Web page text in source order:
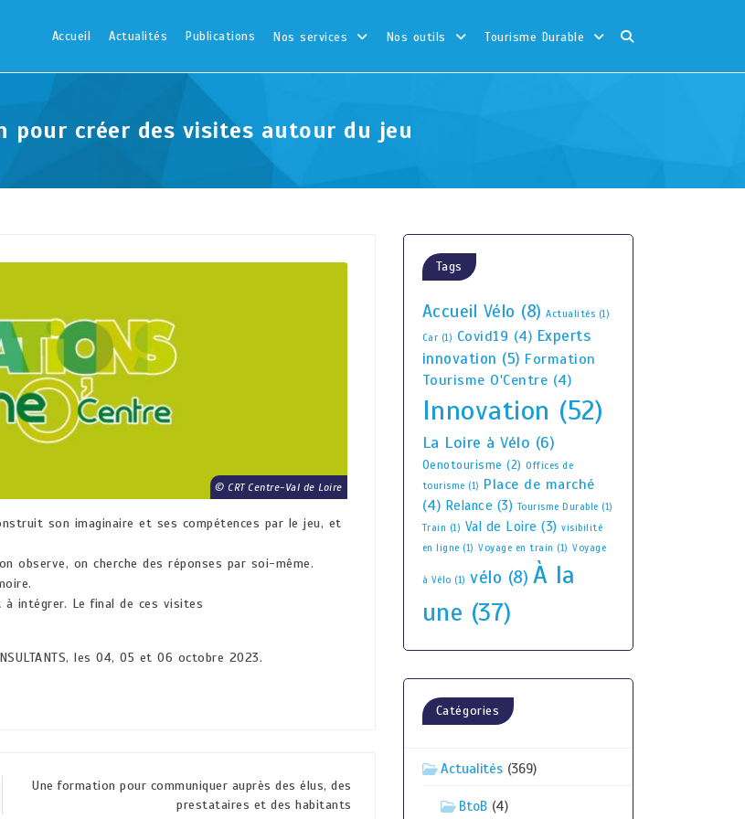
Accueil Actualités Publications Nos services Nos outils Tourisme Durable
pour créer des visites autour du jeu
CRT Centre-Val de Loire
son imaginaire et ses compétences par le jeu, et
observe, on cherche des réponses par soi-même.
à intégrer. Le final de ces visites
les 04, 05 et 06 octobre 2023.
Une formation pour communiquer auprès des élus, des
prestataires et des habitants
Tags
Accueil Vélo (8) Actualités (1)
Car (1) Covid19 (4) Experts
innovation (5) Formation
Tourisme O'Centre (4)
Innovation (52)
La Loire à Vélo (6)
Oenotourisme (2) Offices de
tourisme (1) Place de marché
(4) Relance (3) Tourisme Durable (1)
Train (1) Val de Loire (3) visibilité
en ligne (1) Voyage en train (1) Voyage
à Vélo (1) vélo (8) À la
une (37)
Catégories
Actualités(369)
BtoB(4)